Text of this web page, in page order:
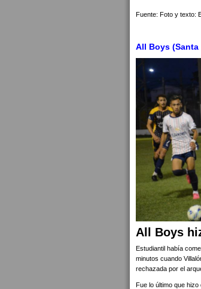
Fuente: Foto y texto:
All Boys
All Boys
Estudiantil había
minutos cuando
rechazada por el
Fue lo último que hizo